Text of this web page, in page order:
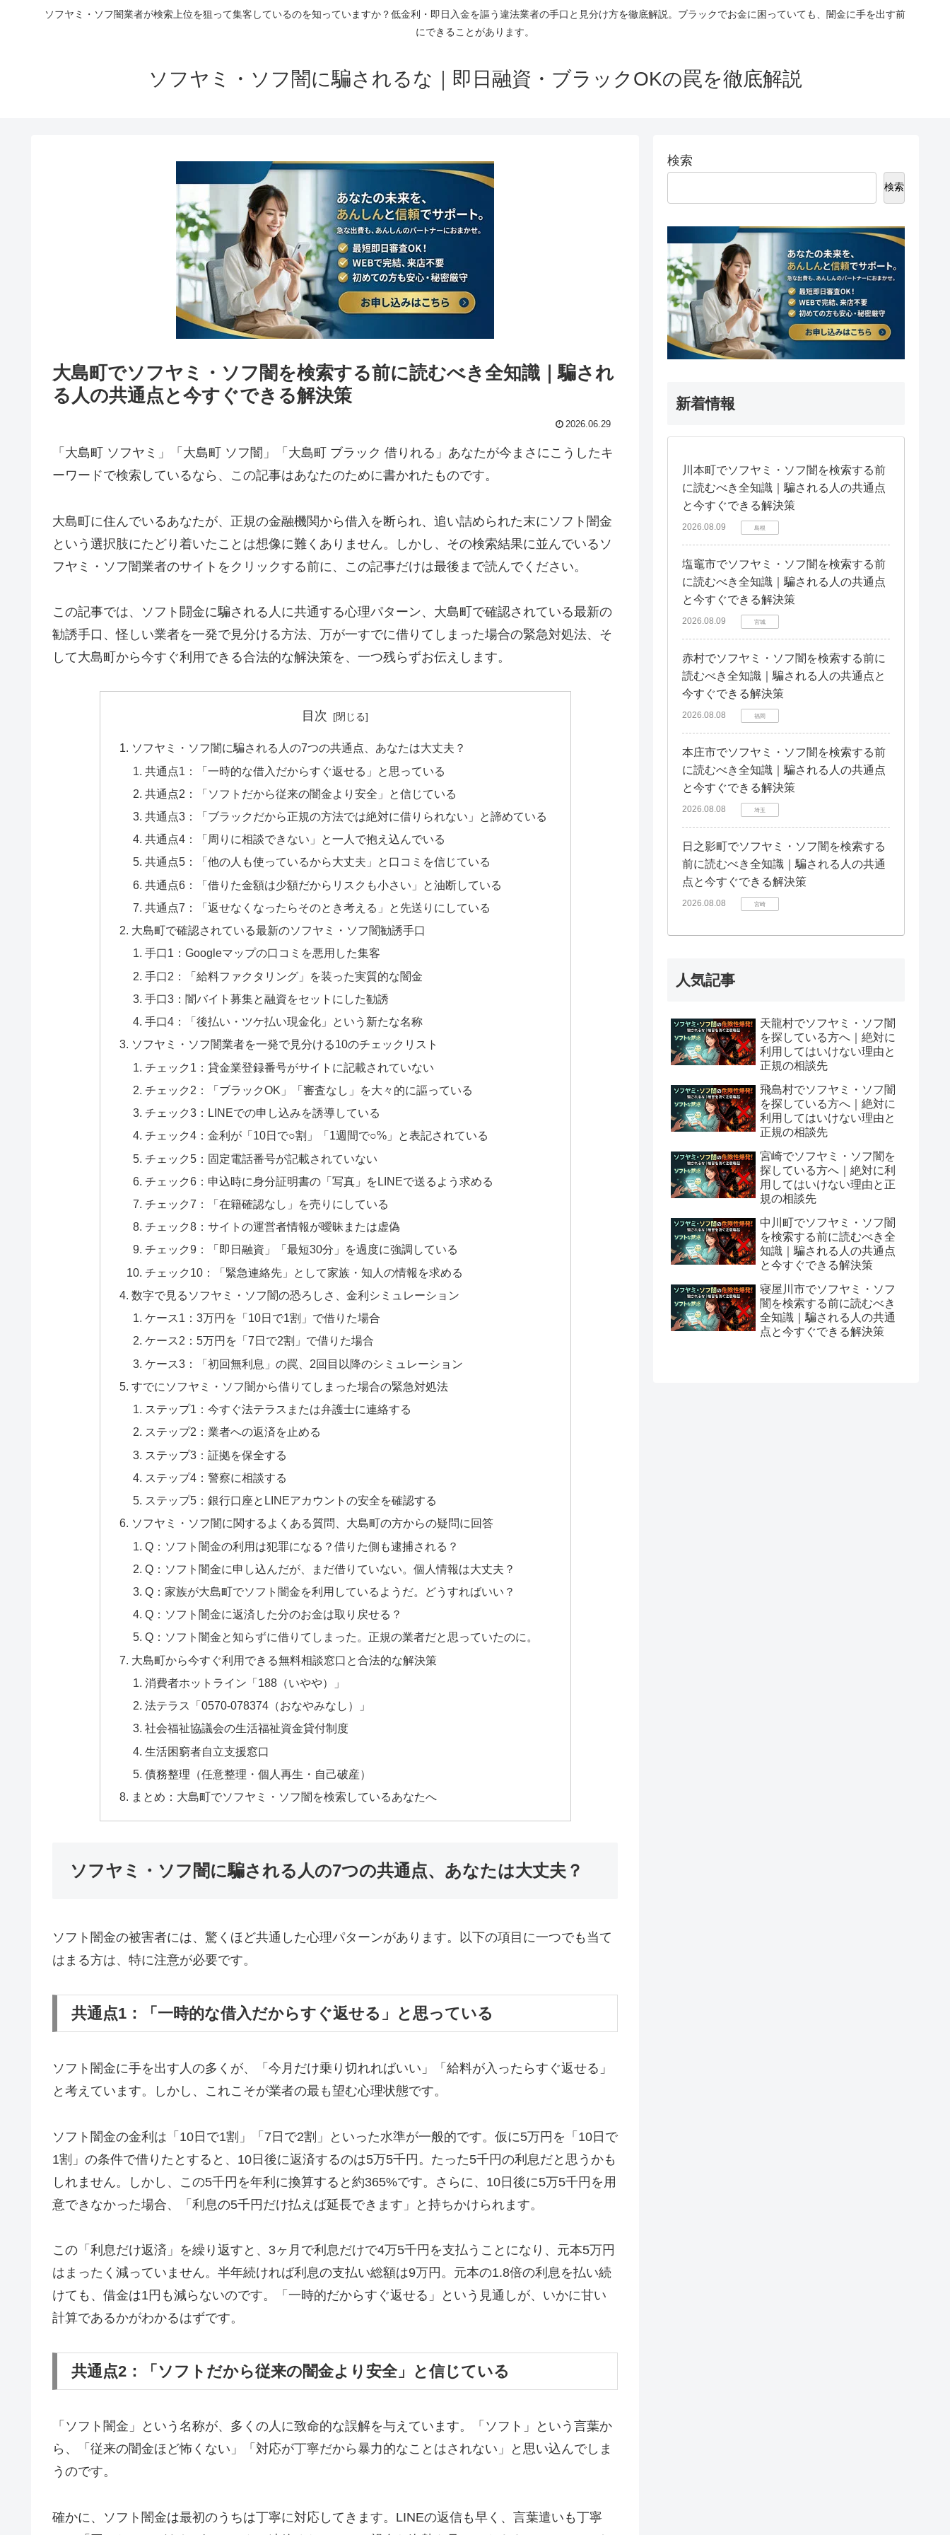
ソフヤミ・ソフ闇業者が検索上位を狙って集客しているのを知っていますか？低金利・即日入金を謳う違法業者の手口と見分け方を徹底解説。ブラックでお金に困っていても、闇金に手を出す前
にできることがあります。
ソフヤミ・ソフ闇に騙されるな｜即日融資・ブラックOKの罠を徹底解説
大島町でソフヤミ・ソフ闇を検索する前に読むべき全知識｜騙され
る人の共通点と今すぐできる解決策
2026.06.29
「大島町 ソフヤミ」「大島町 ソフ闇」「大島町 ブラック 借りれる」あなたが今まさにこうしたキ
ーワードで検索しているなら、この記事はあなたのために書かれたものです。
大島町に住んでいるあなたが、正規の金融機関から借入を断られ、追い詰められた末にソフト闇金
という選択肢にたどり着いたことは想像に難くありません。しかし、その検索結果に並んでいるソ
フヤミ・ソフ闇業者のサイトをクリックする前に、この記事だけは最後まで読んでください。
この記事では、ソフト闘金に騙される人に共通する心理パターン、大島町で確認されている最新の
勧誘手口、怪しい業者を一発で見分ける方法、万が一すでに借りてしまった場合の緊急対処法、そ
して大島町から今すぐ利用できる合法的な解決策を、一つ残らずお伝えします。
目次
ソフヤミ・ソフ闇に騙される人の7つの共通点、あなたは大丈夫？
共通点1：「一時的な借入だからすぐ返せる」と思っている
共通点2：「ソフトだから従来の闇金より安全」と信じている
共通点3：「ブラックだから正規の方法では絶対に借りられない」と諦めている
共通点4：「周りに相談できない」と一人で抱え込んでいる
共通点5：「他の人も使っているから大丈夫」と口コミを信じている
共通点6：「借りた金額は少額だからリスクも小さい」と油断している
共通点7：「返せなくなったらそのとき考える」と先送りにしている
大島町で確認されている最新のソフヤミ・ソフ闇勧誘手口
手口1：Googleマップの口コミを悪用した集客
手口2：「給料ファクタリング」を装った実質的な闇金
手口3：闇バイト募集と融資をセットにした勧誘
手口4：「後払い・ツケ払い現金化」という新たな名称
ソフヤミ・ソフ闇業者を一発で見分ける10のチェックリスト
チェック1：貸金業登録番号がサイトに記載されていない
チェック2：「ブラックOK」「審査なし」を大々的に謳っている
チェック3：LINEでの申し込みを誘導している
チェック4：金利が「10日で○割」「1週間で○%」と表記されている
チェック5：固定電話番号が記載されていない
チェック6：申込時に身分証明書の「写真」をLINEで送るよう求める
チェック7：「在籍確認なし」を売りにしている
チェック8：サイトの運営者情報が曖昧または虚偽
チェック9：「即日融資」「最短30分」を過度に強調している
チェック10：「緊急連絡先」として家族・知人の情報を求める
数字で見るソフヤミ・ソフ闇の恐ろしさ、金利シミュレーション
ケース1：3万円を「10日で1割」で借りた場合
ケース2：5万円を「7日で2割」で借りた場合
ケース3：「初回無利息」の罠、2回目以降のシミュレーション
すでにソフヤミ・ソフ闇から借りてしまった場合の緊急対処法
ステップ1：今すぐ法テラスまたは弁護士に連絡する
ステップ2：業者への返済を止める
ステップ3：証拠を保全する
ステップ4：警察に相談する
ステップ5：銀行口座とLINEアカウントの安全を確認する
ソフヤミ・ソフ闇に関するよくある質問、大島町の方からの疑問に回答
Q：ソフト闇金の利用は犯罪になる？借りた側も逮捕される？
Q：ソフト闇金に申し込んだが、まだ借りていない。個人情報は大丈夫？
Q：家族が大島町でソフト闇金を利用しているようだ。どうすればいい？
Q：ソフト闇金に返済した分のお金は取り戻せる？
Q：ソフト闇金と知らずに借りてしまった。正規の業者だと思っていたのに。
大島町から今すぐ利用できる無料相談窓口と合法的な解決策
消費者ホットライン「188（いやや）」
法テラス「0570-078374（おなやみなし）」
社会福祉協議会の生活福祉資金貸付制度
生活困窮者自立支援窓口
債務整理（任意整理・個人再生・自己破産）
まとめ：大島町でソフヤミ・ソフ闇を検索しているあなたへ
ソフヤミ・ソフ闇に騙される人の7つの共通点、あなたは大丈夫？
ソフト闇金の被害者には、驚くほど共通した心理パターンがあります。以下の項目に一つでも当て
はまる方は、特に注意が必要です。
共通点1：「一時的な借入だからすぐ返せる」と思っている
ソフト闇金に手を出す人の多くが、「今月だけ乗り切れればいい」「給料が入ったらすぐ返せる」
と考えています。しかし、これこそが業者の最も望む心理状態です。
ソフト闇金の金利は「10日で1割」「7日で2割」といった水準が一般的です。仮に5万円を「10日で
1割」の条件で借りたとすると、10日後に返済するのは5万5千円。たった5千円の利息だと思うかも
しれません。しかし、この5千円を年利に換算すると約365%です。さらに、10日後に5万5千円を用
意できなかった場合、「利息の5千円だけ払えば延長できます」と持ちかけられます。
この「利息だけ返済」を繰り返すと、3ヶ月で利息だけで4万5千円を支払うことになり、元本5万円
はまったく減っていません。半年続ければ利息の支払い総額は9万円。元本の1.8倍の利息を払い続
けても、借金は1円も減らないのです。「一時的だからすぐ返せる」という見通しが、いかに甘い
計算であるかがわかるはずです。
共通点2：「ソフトだから従来の闇金より安全」と信じている
「ソフト闇金」という名称が、多くの人に致命的な誤解を与えています。「ソフト」という言葉か
ら、「従来の闇金ほど怖くない」「対応が丁寧だから暴力的なことはされない」と思い込んでしま
うのです。
確かに、ソフト闇金は最初のうちは丁寧に対応してきます。LINEの返信も早く、言葉遣いも丁寧
検索
検索
新着情報
川本町でソフヤミ・ソフ闇を検索する前
に読むべき全知識｜騙される人の共通点
と今すぐできる解決策
2026.08.09 島根
塩竈市でソフヤミ・ソフ闇を検索する前
に読むべき全知識｜騙される人の共通点
と今すぐできる解決策
2026.08.09 宮城
赤村でソフヤミ・ソフ闇を検索する前に
読むべき全知識｜騙される人の共通点と
今すぐできる解決策
2026.08.08 福岡
本庄市でソフヤミ・ソフ闇を検索する前
に読むべき全知識｜騙される人の共通点
と今すぐできる解決策
2026.08.08 埼玉
日之影町でソフヤミ・ソフ闇を検索する
前に読むべき全知識｜騙される人の共通
点と今すぐできる解決策
2026.08.08 宮崎
人気記事
天龍村でソフヤミ・ソフ闇
を探している方へ｜絶対に
利用してはいけない理由と
正規の相談先
飛島村でソフヤミ・ソフ闇
を探している方へ｜絶対に
利用してはいけない理由と
正規の相談先
宮崎でソフヤミ・ソフ闇を
探している方へ｜絶対に利
用してはいけない理由と正
規の相談先
中川町でソフヤミ・ソフ闇
を検索する前に読むべき全
知識｜騙される人の共通点
と今すぐできる解決策
寝屋川市でソフヤミ・ソフ
闇を検索する前に読むべき
全知識｜騙される人の共通
点と今すぐできる解決策